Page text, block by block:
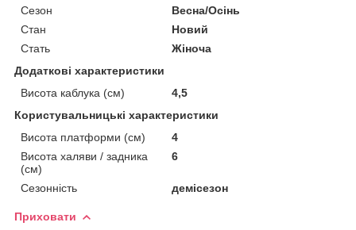
Сезон
Весна/Осінь
Стан
Новий
Стать
Жіноча
Додаткові характеристики
Висота каблука (см)
4,5
Користувальницькі характеристики
Висота платформи (см)
4
Висота халяви / задника
(см)
6
Сезонність демісезон
Приховати